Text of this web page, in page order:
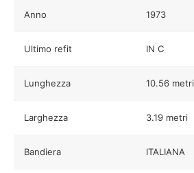
Anno 1973
Ultimo refit IN C
Lunghezza 10.56 metri
Larghezza 3.19 metri
Bandiera ITALIANA